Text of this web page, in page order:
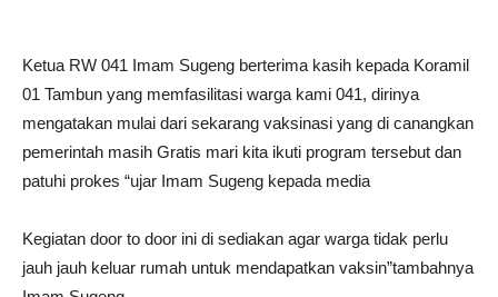
Ketua RW 041 Imam Sugeng berterima kasih kepada Koramil
01 Tambun yang memfasilitasi warga kami 041, dirinya
mengatakan mulai dari sekarang vaksinasi yang di canangkan
pemerintah masih Gratis mari kita ikuti program tersebut dan
patuhi prokes “ujar Imam Sugeng kepada media
Kegiatan door to door ini di sediakan agar warga tidak perlu
jauh jauh keluar rumah untuk mendapatkan vaksin”tambahnya